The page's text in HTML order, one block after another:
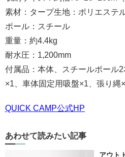
素材：タープ生地：ポリエステ
ポール：スチール
重量：約4.4kg
耐水圧：1,200mm
付属品：本体、スチールポール
×1、車体固定用吸盤×1、張り縄
QUICK CAMP公式HP
あわせて読みたい記事
アウト